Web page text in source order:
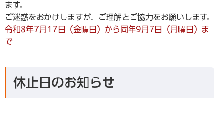
ます。
ご迷惑をおかけしますが、ご理解とご協力をお願いします。
令和8年7月17日（金曜日）から同年9月7日（月曜日）ま
で
休止日のお知らせ